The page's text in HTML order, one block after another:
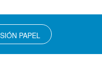
PAPEL